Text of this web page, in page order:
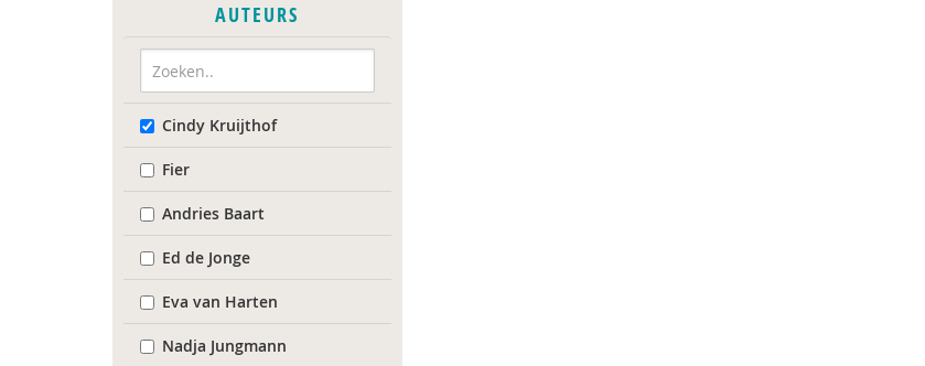
AUTEURS
Cindy Kruijthof
Fier
Andries Baart
Ed de Jonge
Eva van Harten
Nadja Jungmann